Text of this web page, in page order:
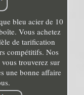
bleu acier de 10
Vous achetez
de tarification
compétitifs. Nos
trouverez sur
une bonne affaire